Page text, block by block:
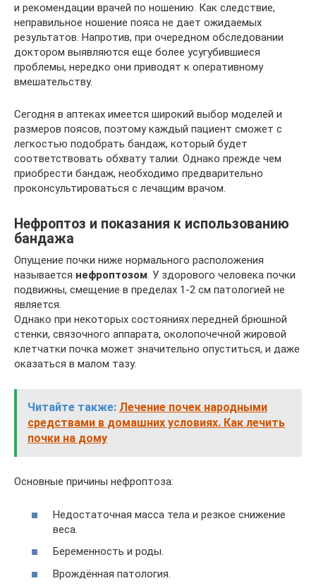
и рекомендации врачей по ношению. Как следствие,
неправильное ношение пояса не дает ожидаемых
результатов. Напротив, при очередном обследовании
доктором выявляются еще более усугубившиеся
проблемы, нередко они приводят к оперативному
вмешательству.
Сегодня в аптеках имеется широкий выбор моделей и
размеров поясов, поэтому каждый пациент сможет с
легкостью подобрать бандаж, который будет
соответствовать обхвату талии. Однако прежде чем
приобрести бандаж, необходимо предварительно
проконсультироваться с лечащим врачом.
Нефроптоз и показания к использованию
бандажа
Опущение почки ниже нормального расположения
называется нефроптозом. У здорового человека почки
подвижны, смещение в пределах 1-2 см патологией не
является.
Однако при некоторых состояниях передней брюшной
стенки, связочного аппарата, околопочечной жировой
клетчатки почка может значительно опуститься, и даже
оказаться в малом тазу.
Читайте также: Лечение почек народными
средствами в домашних условиях. Как лечить
почки на дому
Основные причины нефроптоза:
Недостаточная масса тела и резкое снижение
веса.
Беременность и роды.
Врождённая патология.